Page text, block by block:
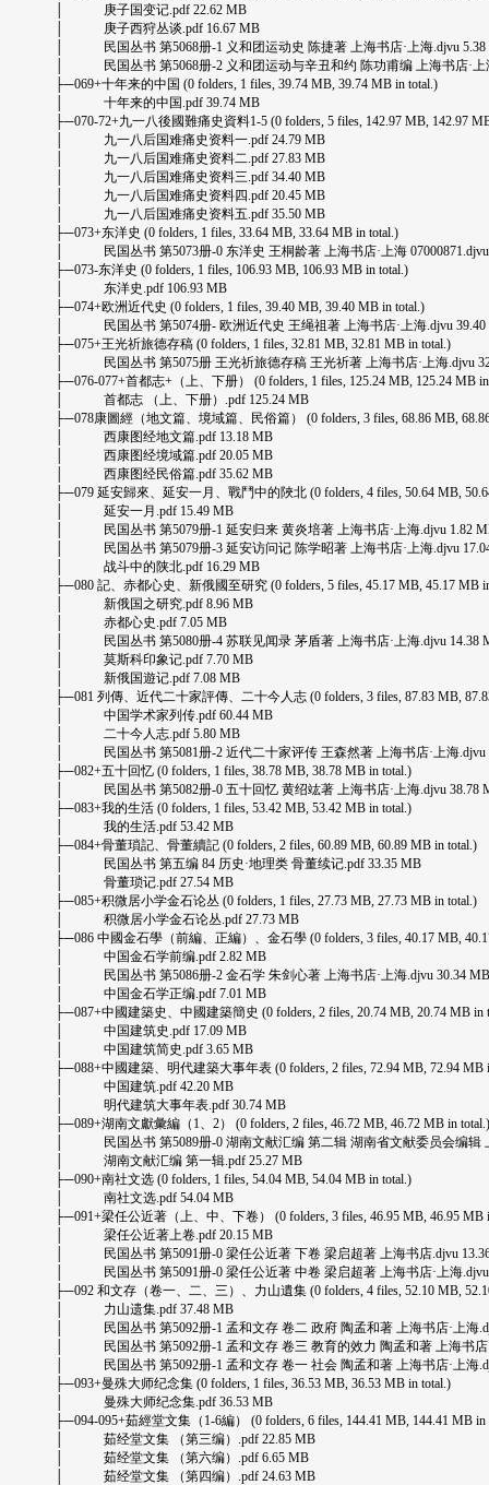
│ 庚子国变记.pdf 22.62 MB
│ 庚子西狩丛谈.pdf 16.67 MB
│ 民国丛书 第5068册-1 义和团运动史 陈捷著 上海书店·上海.djvu 5.38
│ 民国丛书 第5068册-2 义和团运动与辛丑和约 陈功甫编 上海书店·上
├─069+十年来的中国 (0 folders, 1 files, 39.74 MB, 39.74 MB in total.)
│ 十年来的中国.pdf 39.74 MB
├─070-72+九一八後國難痛史資料1-5 (0 folders, 5 files, 142.97 MB, 142.97
│ 九一八后国难痛史资料一.pdf 24.79 MB
│ 九一八后国难痛史资料二.pdf 27.83 MB
│ 九一八后国难痛史资料三.pdf 34.40 MB
│ 九一八后国难痛史资料四.pdf 20.45 MB
│ 九一八后国难痛史资料五.pdf 35.50 MB
├─073+东洋史 (0 folders, 1 files, 33.64 MB, 33.64 MB in total.)
│ 民国丛书 第5073册-0 东洋史 王桐龄著 上海书店·上海 07000871.djvu
├─073-东洋史 (0 folders, 1 files, 106.93 MB, 106.93 MB in total.)
│ 东洋史.pdf 106.93 MB
├─074+欧洲近代史 (0 folders, 1 files, 39.40 MB, 39.40 MB in total.)
│ 民国丛书 第5074册- 欧洲近代史 王绳祖著 上海书店·上海.djvu 39.40
├─075+王光祈旅德存稿 (0 folders, 1 files, 32.81 MB, 32.81 MB in total.)
│ 民国丛书 第5075册 王光祈旅德存稿 王光祈著 上海书店·上海.djvu
├─076-077+首都志+（上、下册） (0 folders, 1 files, 125.24 MB, 125.24 MB in
│ 首都志 （上、下册）.pdf 125.24 MB
├─078康圖經（地文篇、境域篇、民俗篇） (0 folders, 3 files, 68.86 MB,
│ 西康图经地文篇.pdf 13.18 MB
│ 西康图经境域篇.pdf 20.05 MB
│ 西康图经民俗篇.pdf 35.62 MB
├─079 延安歸來、延安一月、戰鬥中的陜北 (0 folders, 4 files, 50.64 MB,
│ 延安一月.pdf 15.49 MB
│ 民国丛书 第5079册-1 延安归来 黄炎培著 上海书店·上海.djvu 1.82
│ 民国丛书 第5079册-3 延安访问记 陈学昭著 上海书店·上海.djvu
│ 战斗中的陕北.pdf 16.29 MB
├─080 記、赤都心史、新俄國至研究 (0 folders, 5 files, 45.17 MB, 45.17 MB
│ 新俄国之研究.pdf 8.96 MB
│ 赤都心史.pdf 7.05 MB
│ 民国丛书 第5080册-4 苏联见闻录 茅盾著 上海书店·上海.djvu 14.38
│ 莫斯科印象记.pdf 7.70 MB
│ 新俄国遊记.pdf 7.08 MB
├─081 列傳、近代二十家評傳、二十今人志 (0 folders, 3 files, 87.83 MB,
│ 中国学术家列传.pdf 60.44 MB
│ 二十今人志.pdf 5.80 MB
│ 民国丛书 第5081册-2 近代二十家评传 王森然著 上海书店·上海.djvu
├─082+五十回忆 (0 folders, 1 files, 38.78 MB, 38.78 MB in total.)
│ 民国丛书 第5082册-0 五十回忆 黄绍竑著 上海书店·上海.djvu 38.78
├─083+我的生活 (0 folders, 1 files, 53.42 MB, 53.42 MB in total.)
│ 我的生活.pdf 53.42 MB
├─084+骨董瑣記、骨董續記 (0 folders, 2 files, 60.89 MB, 60.89 MB in total.)
│ 民国丛书 第五编 84 历史·地理类 骨董续记.pdf 33.35 MB
│ 骨董琐记.pdf 27.54 MB
├─085+积微居小学金石论丛 (0 folders, 1 files, 27.73 MB, 27.73 MB in total.)
│ 积微居小学金石论丛.pdf 27.73 MB
├─086 中國金石學（前編、正編）、金石學 (0 folders, 3 files, 40.17 MB,
│ 中国金石学前编.pdf 2.82 MB
│ 民国丛书 第5086册-2 金石学 朱剑心著 上海书店·上海.djvu 30.34 MB
│ 中国金石学正编.pdf 7.01 MB
├─087+中國建築史、中國建築簡史 (0 folders, 2 files, 20.74 MB, 20.74 MB in
│ 中国建筑史.pdf 17.09 MB
│ 中国建筑简史.pdf 3.65 MB
├─088+中國建築、明代建築大事年表 (0 folders, 2 files, 72.94 MB, 72.94 MB
│ 中国建筑.pdf 42.20 MB
│ 明代建筑大事年表.pdf 30.74 MB
├─089+湖南文獻彙編（1、2） (0 folders, 2 files, 46.72 MB, 46.72 MB in total.)
│ 民国丛书 第5089册-0 湖南文献汇编 第二辑 湖南省文献委员会编辑 上
│ 湖南文献汇编 第一辑.pdf 25.27 MB
├─090+南社文选 (0 folders, 1 files, 54.04 MB, 54.04 MB in total.)
│ 南社文选.pdf 54.04 MB
├─091+梁任公近著（上、中、下卷） (0 folders, 3 files, 46.95 MB, 46.95 MB
│ 梁任公近著上卷.pdf 20.15 MB
│ 民国丛书 第5091册-0 梁任公近著 下卷 梁启超著 上海书店.djvu
│ 民国丛书 第5091册-0 梁任公近著 中卷 梁启超著 上海书店·上海.djvu
├─092 和文存（卷一、二、三）、力山遺集 (0 folders, 4 files, 52.10 MB,
│ 力山遗集.pdf 37.48 MB
│ 民国丛书 第5092册-1 孟和文存 卷二 政府 陶孟和著 上海书店·上海
│ 民国丛书 第5092册-1 孟和文存 卷三 教育的效力 陶孟和著 上海书店·
│ 民国丛书 第5092册-1 孟和文存 卷一 社会 陶孟和著 上海书店·上海
├─093+曼殊大师纪念集 (0 folders, 1 files, 36.53 MB, 36.53 MB in total.)
│ 曼殊大师纪念集.pdf 36.53 MB
├─094-095+茹經堂文集（1-6編） (0 folders, 6 files, 144.41 MB, 144.41 MB in
│ 茹经堂文集 （第三编）.pdf 22.85 MB
│ 茹经堂文集 （第六编）.pdf 6.65 MB
│ 茹经堂文集 （第四编）.pdf 24.63 MB